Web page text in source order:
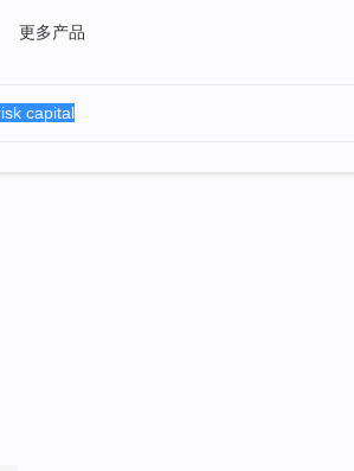
更多产品